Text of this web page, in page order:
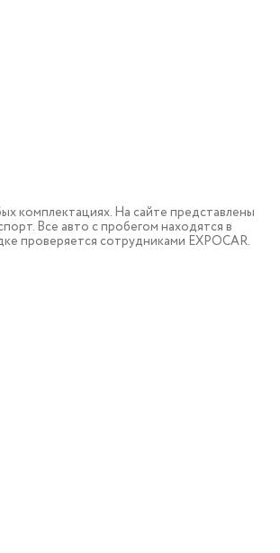
комплектациях. На сайте представлены
Все авто с пробегом находятся в
проверяется сотрудниками EXPOCAR.